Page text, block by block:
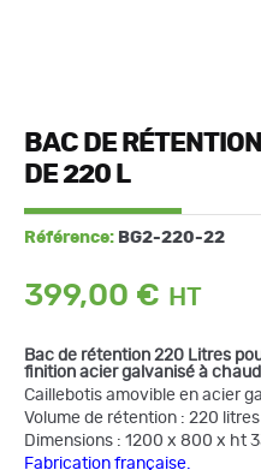
BAC DE
DE 220 L
Référence: BG2-220-22
399,00 €
Bac de rétention 220 Litres
finition acier galvanisé à
Caillebotis amovible en acier
Volume de rétention : 220 litres
Dimensions : 1200 x 800 x ht
Fabrication française.